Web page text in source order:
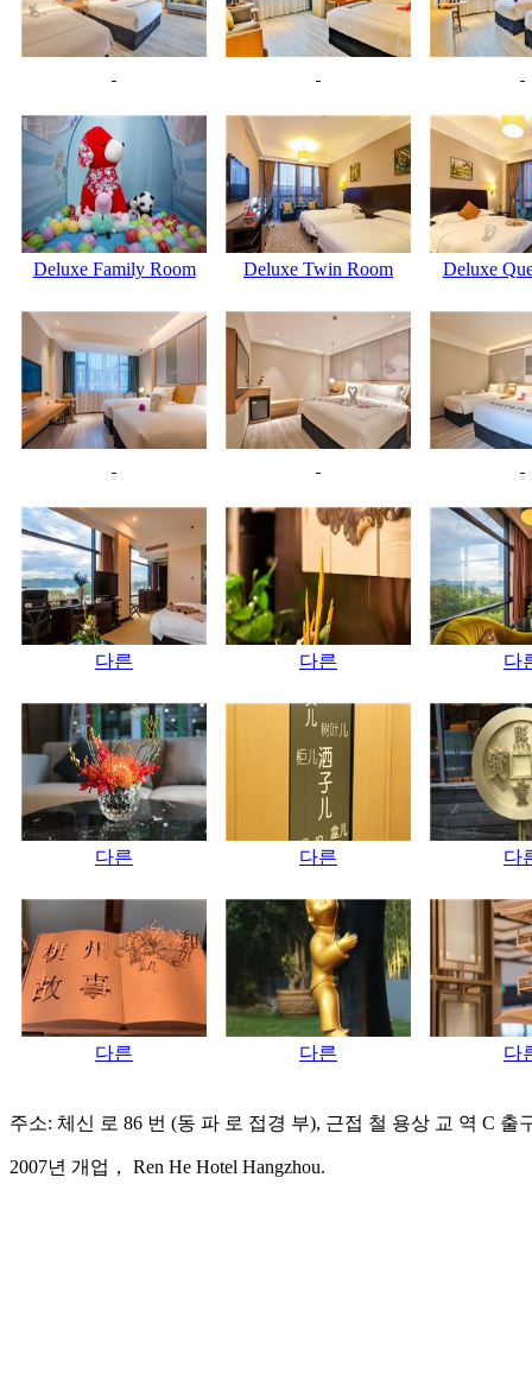
Deluxe Family Room Deluxe Twin Room Deluxe
다른 다른 다
다른 다른 다
다른 다른 다
주소: 체신 로 86 번 (동 파 로 접경 부), 근접 철 용상 교 역 C 출
2007년 개업， Ren He Hotel Hangzhou.